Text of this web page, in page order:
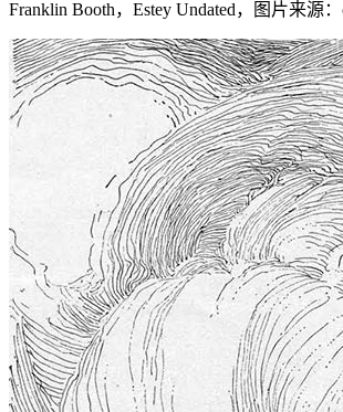
Franklin Booth，Estey Undated，图片来源